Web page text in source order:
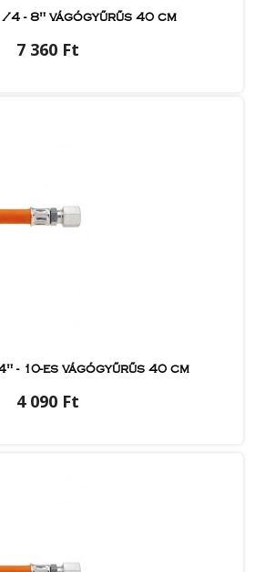
4 - 8" vágógyűrűs 40 cm
7 360 Ft
- 10-es vágógyűrűs 40 cm
4 090 Ft